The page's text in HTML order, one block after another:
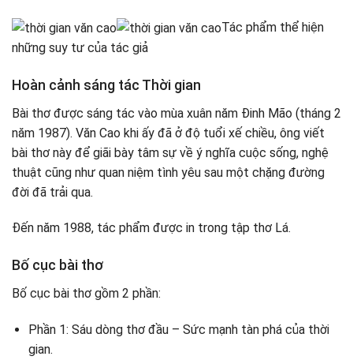
Tác phẩm thể hiện
những suy tư của tác giả
Hoàn cảnh sáng tác Thời gian
Bài thơ được sáng tác vào mùa xuân năm Đinh Mão (tháng 2
năm 1987). Văn Cao khi ấy đã ở độ tuổi xế chiều, ông viết
bài thơ này để giãi bày tâm sự về ý nghĩa cuộc sống, nghệ
thuật cũng như quan niệm tình yêu sau một chặng đường
đời đã trải qua.
Đến năm 1988, tác phẩm được in trong tập thơ Lá.
Bố cục bài thơ
Bố cục bài thơ gồm 2 phần:
Phần 1: Sáu dòng thơ đầu – Sức mạnh tàn phá của thời
gian.